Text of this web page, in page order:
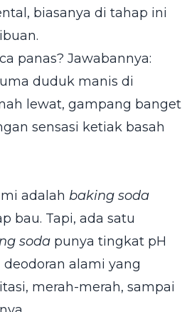
biasanya di tahap ini
panas? Jawabannya:
duduk manis di
lewat, gampang banget
sensasi ketiak basah
adalah baking soda
bau. Tapi, ada satu
soda punya tingkat pH
alami yang
merah-merah, sampai